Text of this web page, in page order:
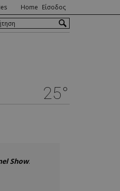
Home Είσοδος
25°
Show.